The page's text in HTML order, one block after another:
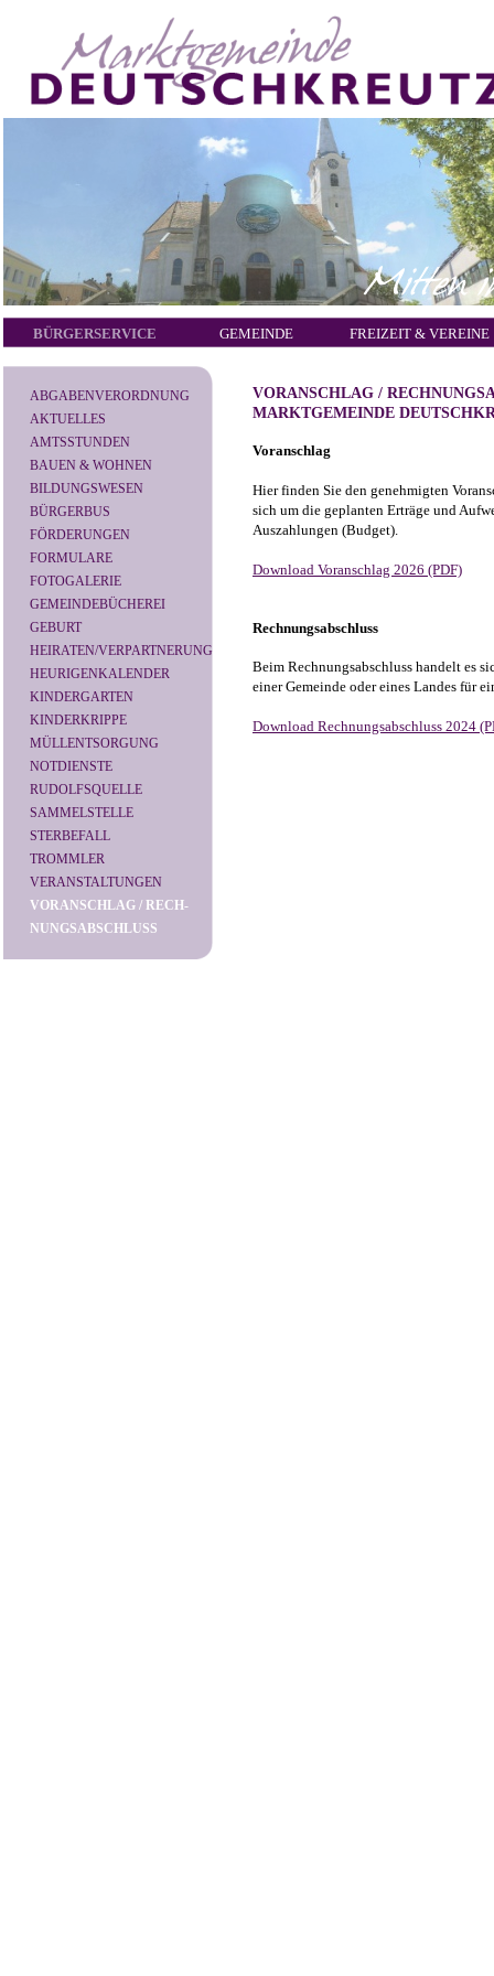
BÜRGERSERVICE GEMEINDE FREIZEIT & VEREINE
ABGABENVERORDNUNG
AKTUELLES
AMTSSTUNDEN
BAUEN & WOHNEN
BILDUNGSWESEN
BÜRGERBUS
FÖRDERUNGEN
FORMULARE
FOTOGALERIE
GEMEINDEBÜCHEREI
GEBURT
HEIRATEN/VERPARTNERUNG
HEURIGENKALENDER
KINDERGARTEN
KINDERKRIPPE
MÜLLENTSORGUNG
NOTDIENSTE
RUDOLFSQUELLE
SAMMELSTELLE
STERBEFALL
TROMMLER
VERANSTALTUNGEN
VORANSCHLAG / RECH-
NUNGSABSCHLUSS
VORANSCHLAG /
MARKTGEMEINDE
Voranschlag
Hier finden Sie den genehmigten
sich um die geplanten Erträge und
Auszahlungen (Budget).
Download Voranschlag 2026 (PDF)
Rechnungsabschluss
Beim Rechnungsabschluss handelt es
einer Gemeinde oder eines Landes für
Download Rechnungsabschluss 2024